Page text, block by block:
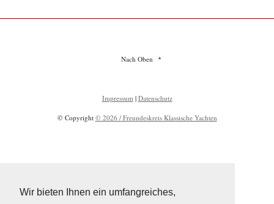
Wir bieten Ihnen ein umfangreiches,
Nach Oben
Impressum | Datenschutz
© Copyright © 2026 / Freundeskreis Klassische Yachten